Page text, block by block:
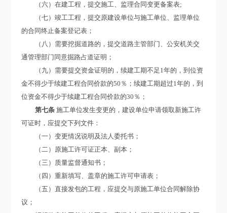
（六）在建工程，提交施工、监理合同变更备案表;
（七）竣工工程，提交原建设单位与施工单位、监理单位
的合同终止备案登记表；
（八）需要挖掘道路的，提交道路主管部门、公安机关交
通管理部门同意掘路占道证明；
（九）需要提交资金证明的，续建工期不足1年的，到位资
金不得少于续建工程合同价款的50％；续建工期超过1年的，到
位资金不得少于续建工程合同价款的30％；
第七条 施工单位发生变更的，建设单位申请领取新施工许
可证时，应提交下列文件：
（一）变更情况说明及法人委托书；
（二）原施工许可证正本、副本；
（三）质量监督通知书；
（四）重新填写、盖章的施工许可申请表；
（五）直接发包的工程，应提交与原施工单位合同解除协
议；